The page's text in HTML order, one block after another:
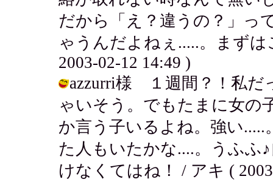
だから「え？違うの？」っ
ゃうんだよねぇ.....。まず
2003-02-12 14:49 )
azzurri様 １週間？！私だ
ゃいそう。でもたまに女の
か言う子いるよね。強い
た人もいたかな....。うふふ
けなくてはね！ / アキ (